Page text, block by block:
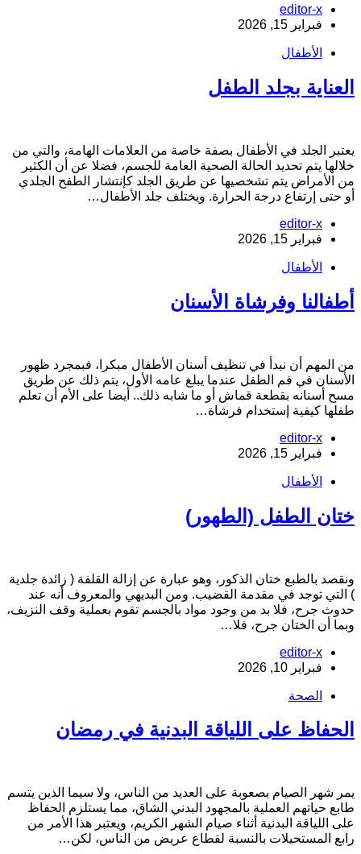
editor-x
فبراير 15, 2026
الأطفال
بجلد الطفل
الجلد في الأطفال بصفة خاصة من العلامات الهامة، والتي من
يتم تحديد الحالة الصحية العامة للجسم، فضلا عن أن الكثير
الأمراض يتم تشخصيها عن طريق الجلد كإنتشار الطفح الجلدي
حتى إرتفاع درجة الحرارة. ويختلف جلد الأطفال…
editor-x
فبراير 15, 2026
الأطفال
وفرشاة الأسنان
المهم أن نبدأ في تنظيف أسنان الأطفال مبكرا، فبمجرد ظهور
في فم الطفل عندما يبلغ عامه الأول، يتم ذلك عن طريق
أسنانه بقطعة قماش أو ما شابه ذلك.. أيضا على الأم أن تعلم
كيفية إستخدام فرشاة…
editor-x
فبراير 15, 2026
الأطفال
الطفل (الطهور)
بالطبع ختان الذكور، وهو عبارة عن إزالة القلفة ( زائدة جلدية
التي توجد في مقدمة القضيب. ومن البديهي والمعروف أنه عند
جرح، فلا بد من وجود مواد بالجسم تقوم بعملية وقف النزيف،
أن الختان جرح، فلا…
editor-x
فبراير 10, 2026
الصحة
على اللياقة البدنية في رمضان
شهر الصيام بصعوبة على العديد من الناس، ولا سيما الذين يتسم
حياتهم العملية بالمجهود البدني الشاق، مما يستلزم الحفاظ
اللياقة البدنية أثناء صيام الشهر الكريم، ويعتبر هذا الأمر من
المستحيلات بالنسبة لقطاع عريض من الناس، لكن…